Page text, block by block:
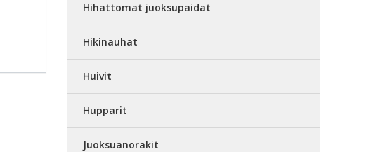
Hihattomat juoksupaidat
Hikinauhat
Huivit
Hupparit
Juoksuanorakit